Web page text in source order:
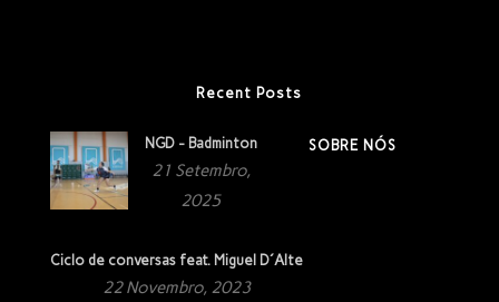
Recent Posts
NGD - Badminton
21 Setembro,
2025
Ciclo de conversas feat. Miguel D´Alte
22 Novembro, 2023
SOBRE NÓS